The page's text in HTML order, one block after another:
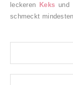
leckeren Keks und
schmeckt